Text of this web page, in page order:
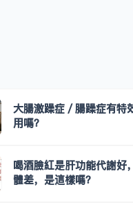
大腸激躁症／腸躁症有特
用嗎？
喝酒臉紅是肝功能代謝好
體差，是這樣嗎？